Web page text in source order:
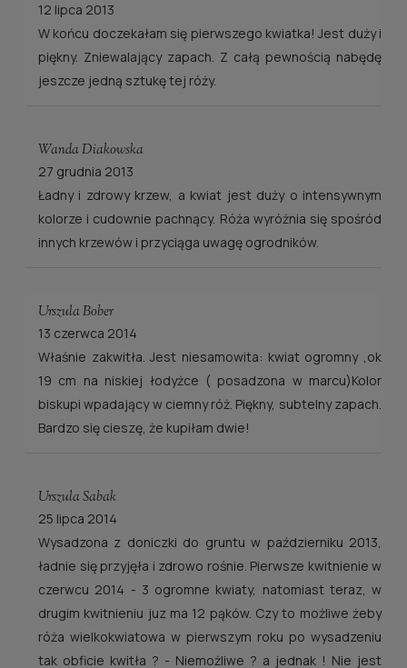
12 lipca 2013
W końcu doczekałam się pierwszego kwiatka! Jest duży i
piękny. Zniewalający zapach. Z całą pewnością nabędę
jeszcze jedną sztukę tej róży.
Wanda Diakowska
27 grudnia 2013
Ładny i zdrowy krzew, a kwiat jest duży o intensywnym
kolorze i cudownie pachnący. Róża wyróżnia się spośród
innych krzewów i przyciąga uwagę ogrodników.
Urszula Bober
13 czerwca 2014
Właśnie zakwitła. Jest niesamowita: kwiat ogromny ,ok
19 cm na niskiej łodyżce ( posadzona w marcu)Kolor
biskupi wpadający w ciemny róż. Piękny, subtelny zapach.
Bardzo się cieszę, że kupiłam dwie!
Urszula Sabak
25 lipca 2014
Wysadzona z doniczki do gruntu w październiku 2013,
ładnie się przyjęła i zdrowo rośnie. Pierwsze kwitnienie w
czerwcu 2014 - 3 ogromne kwiaty, natomiast teraz, w
drugim kwitnieniu juz ma 12 pąków. Czy to możliwe żeby
róża wielkokwiatowa w pierwszym roku po wysadzeniu
tak obficie kwitła ? - Niemożliwe ? a jednak ! Nie jest